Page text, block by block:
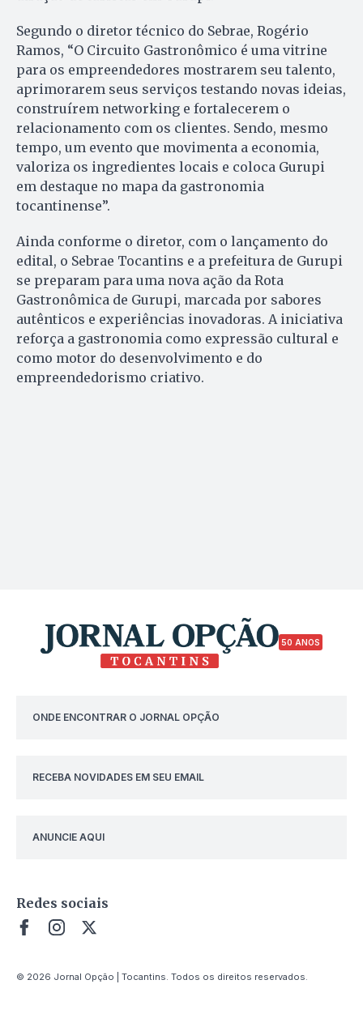
Segundo o diretor técnico do Sebrae, Rogério
Ramos, “O Circuito Gastronômico é uma vitrine
para os empreendedores mostrarem seu talento,
aprimorarem seus serviços testando novas ideias,
construírem networking e fortalecerem o
relacionamento com os clientes. Sendo, mesmo
tempo, um evento que movimenta a economia,
valoriza os ingredientes locais e coloca Gurupi
em destaque no mapa da gastronomia
tocantinense”.
Ainda conforme o diretor, com o lançamento do
edital, o Sebrae Tocantins e a prefeitura de Gurupi
se preparam para uma nova ação da Rota
Gastronômica de Gurupi, marcada por sabores
autênticos e experiências inovadoras. A iniciativa
reforça a gastronomia como expressão cultural e
como motor do desenvolvimento e do
empreendedorismo criativo.
50 ANOS
ONDE ENCONTRAR O JORNAL OPÇÃO
RECEBA NOVIDADES EM SEU EMAIL
ANUNCIE AQUI
Redes sociais
© 2026 Jornal Opção | Tocantins. Todos os direitos reservados.